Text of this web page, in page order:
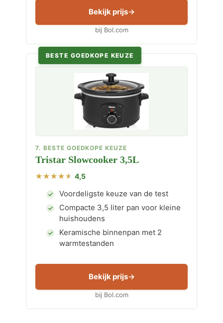
Bekijk prijs
bij Bol.com
BESTE GOEDKOPE KEUZE
7. BESTE GOEDKOPE KEUZE
Tristar Slowcooker 3,5L
4,5
Voordeligste keuze van de test
Compacte 3,5 liter pan voor kleine
huishoudens
Keramische binnenpan met 2
warmtestanden
Bekijk prijs
bij Bol.com